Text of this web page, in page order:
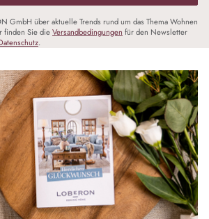
GmbH über aktuelle Trends rund um das Thema Wohnen
finden Sie dieVersandbedingungen für den Newsletter
.